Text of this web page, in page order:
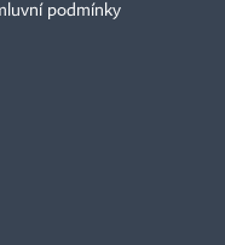
podmínky